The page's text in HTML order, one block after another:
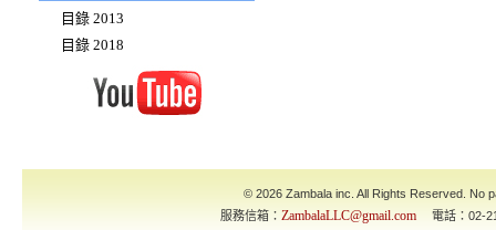
目錄 2013
目錄 2018
© 2026 Zambala inc. All Rights Reserved. No
服務信箱： ZambalaLLC@gmail.com 電話：02-